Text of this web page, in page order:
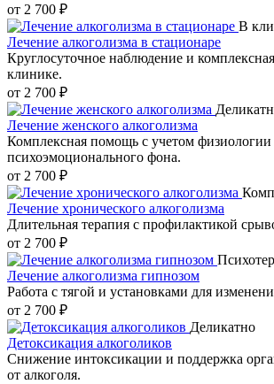
от 2 700 ₽
В
Лечение алкоголизма в стационаре
Круглосуточное наблюдение и
клинике.
от 2 700 ₽
Лечение женского алкоголизма
Комплексная помощь с учетом физиологии
психоэмоционального фона.
от 2 700 ₽
Лечение хронического алкоголизма
Длительная терапия с профилактикой
от 2 700 ₽
Лечение алкоголизма гипнозом
Работа с тягой и установками для
от 2 700 ₽
Деликатно
Детоксикация алкоголиков
Снижение интоксикации и поддержка
от алкоголя.